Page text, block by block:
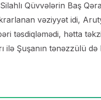
Qüvvələrin Baş
vəziyyət idi,
təsdiqləmədi, hətta
Şuşanın tənəzzülü də